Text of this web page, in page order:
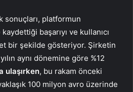
sonuçları, platformun
başarıyı ve kullanıcı
bir şekilde gösteriyor. Şirketin
aynı dönemine göre %12
ulaşırken, bu rakam önceki
100 milyon avro üzerinde